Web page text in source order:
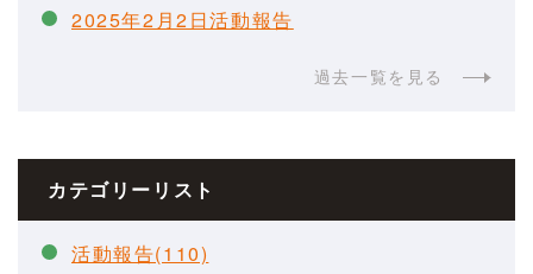
2025年2月2日活動報告
過去一覧を見る
カテゴリーリスト
活動報告(110)